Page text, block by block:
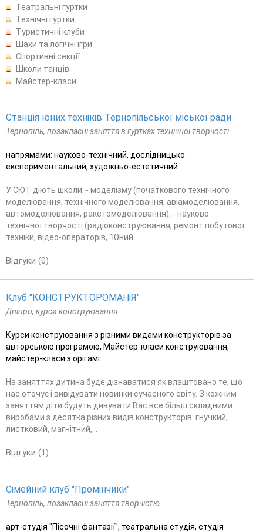
Театральні гуртки
Технічні гуртки
Туристичні клуби
Шахи та логічні ігри
Спортивні секції
Школи танців
Майстер-класи
Станція юних техніків Тернопільської міської ради
Тернопіль, позакласні заняття в гуртках технічної творчості
напрямами: науково-технічний, дослідницько-
експериментальний, художньо-естетичний
У СЮТ діють школи: - моделізму (початкового технічного
моделювання, технічного моделювання, авіамоделювання,
автомоделювання, ракетомоделювання); - науково-
технічної творчості (радіоконструювання, ремонт побутової
техніки, відео-операторів, "Юний...
Відгуки (0)
Клуб "КОНСТРУКТОРОМАНіЯ"
Дніпро, курси конструювання
Курси конструювання з різними видами конструкторів за
авторською програмою, Майстер-класи конструювання,
майстер-класи з орігамі.
На заняттях дитина буде дізнаватися як влаштовано те, що
нас оточує і вивідувати новинки сучасного світу. З кожним
заняттям діти будуть дивувати Вас все більш складними
виробами з десятка різних видів конструкторів: гнучкий,
листковий, магнітний,...
Відгуки (1)
Сімейний клуб "Промінчики"
Тернопіль, позакласні заняття творчістю
арт-студія "Пісочні фантазії", театральна студія, студія